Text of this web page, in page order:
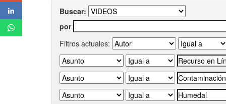
Buscar:
por
Filtros actuales: